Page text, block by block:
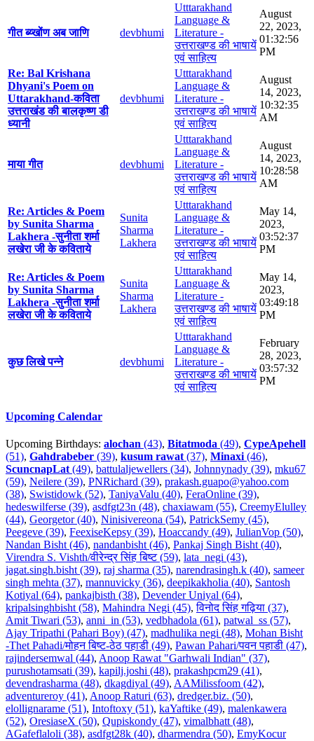
गीत ब्य्खोंण अब जाणि devbhumi
Utttarakhand
Language &
Literature -
उत्तराखण्ड की भाषायें
एवं साहित्य
August
22, 2023,
01:32:56
PM
Re: Bal Krishana
Dhyani's Poem on
Uttarakhand-कविता
उत्तराखंड की बालकृष्ण डी
ध्यानी
devbhumi
Utttarakhand
Language &
Literature -
उत्तराखण्ड की भाषायें
एवं साहित्य
August
14, 2023,
10:32:35
AM
माया गीत devbhumi
Utttarakhand
Language &
Literature -
उत्तराखण्ड की भाषायें
एवं साहित्य
August
14, 2023,
10:28:58
AM
Re: Articles & Poem
by Sunita Sharma
Lakhera -सुनीता शर्मा
लखेरा जी के कविताये
Sunita
Sharma
Lakhera
Utttarakhand
Language &
Literature -
उत्तराखण्ड की भाषायें
एवं साहित्य
May 14,
2023,
03:52:37
PM
Re: Articles & Poem
by Sunita Sharma
Lakhera -सुनीता शर्मा
लखेरा जी के कविताये
Sunita
Sharma
Lakhera
Utttarakhand
Language &
Literature -
उत्तराखण्ड की भाषायें
एवं साहित्य
May 14,
2023,
03:49:18
PM
कुछ लिखे पन्ने devbhumi
Utttarakhand
Language &
Literature -
उत्तराखण्ड की भाषायें
एवं साहित्य
February
28, 2023,
03:57:32
PM
Upcoming Calendar
Upcoming Birthdays: alochan (43), Bitatmoda (49), CypeApehell
(51), Gahdrabeber (39), kusum rawat(37), Minaxi(46),
ScuncnapLat(49), battulaljewellers (34), Johnnynady (39), mku67
(59), Neilere (39), PNRichard (39), prakash.guapo@yahoo.com
(38), Swistidowk (52), TaniyaValu (40), FeraOnline (39),
hedeswilferse (39), asdfgt23n (48), chaxiawam (55), CreemyElulley
(44), Georgetor (40), Ninisivereona (54), PatrickSemy (45),
Peegeve (39), FeexiseKepsy (39), Hoaccandy (49), JulianVop (50),
Nandan Bisht (46), nandanbisht (46), Pankaj Singh Bisht (40),
Virendra S. Vishth/वीरेन्द्र सिंह बिष्ट (59), lata_negi (43),
jagat.singh.bisht (39), raj sharma (35), narendrasingh.k (40), sameer
singh mehta (37), mannuvicky (36), deepikakholia (40), Santosh
Kotiyal (64), pankajbisth (38), Devender Uniyal (64),
kripalsinghbisht (58), Mahindra Negi (45),विनोद सिंह गढ़िया (37),
Amit Tiwari (53), anni_in (53), vedbhadola (61), patwal_ss (57),
Ajay Tripathi (Pahari Boy) (47), madhulika negi (48), Mohan Bisht
-Thet Pahadi/मोहन बिष्ट-ठेठ पहाडी (49), Pawan Pahari/पवन पहाडी (47),
rajindersemwal (44), Anoop Rawat "Garhwali Indian" (37),
purushotamsati (39), kapilj.joshi (48), prakashpcm29 (41),
devendrasharma (48), dkagdiyal (49), AAMilissfoom (42),
adventureroy (41), Anoop Raturi (63), dredger.biz. (50),
elollignarame (51), Intoftoxy (51), kaYaftike (49), malenkawera
(52), OresiaseX (50), Qupiskondy (47), vimalbhatt (48),
AGafeflaloli (38), asdfgt28k (40), dharmendra (50), EmyKocur